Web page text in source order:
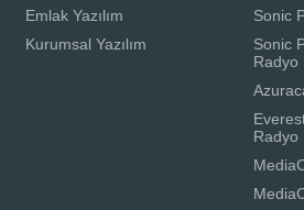
Emlak Yazılım
Kurumsal Yazılım
Sonic
Sonic
Radyo
Radyo